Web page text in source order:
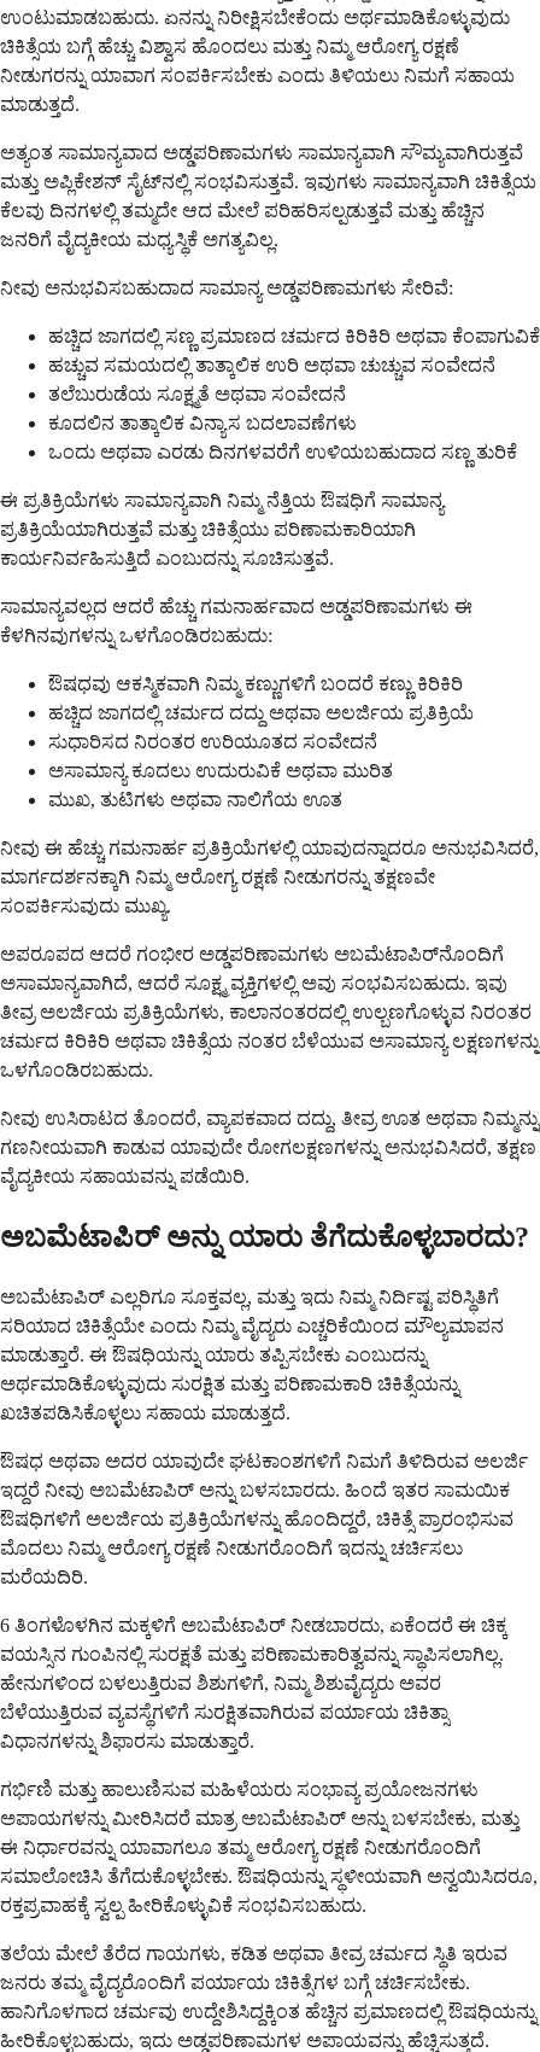
ಉಂಟುಮಾಡಬಹುದು. ಏನನ್ನು ನಿರೀಕ್ಷಿಸಬೇಕೆಂದು ಅರ್ಥಮಾಡಿಕೊಳ್ಳುವುದು
ಚಿಕಿತ್ಸೆಯ ಬಗ್ಗೆ ಹೆಚ್ಚು ವಿಶ್ವಾಸ ಹೊಂದಲು ಮತ್ತು ನಿಮ್ಮ ಆರೋಗ್ಯ ರಕ್ಷಣೆ
ನೀಡುಗರನ್ನು ಯಾವಾಗ ಸಂಪರ್ಕಿಸಬೇಕು ಎಂದು ತಿಳಿಯಲು ನಿಮಗೆ ಸಹಾಯ
ಮಾಡುತ್ತದೆ.
ಅತ್ಯಂತ ಸಾಮಾನ್ಯವಾದ ಅಡ್ಡಪರಿಣಾಮಗಳು ಸಾಮಾನ್ಯವಾಗಿ ಸೌಮ್ಯವಾಗಿರುತ್ತವೆ
ಮತ್ತು ಅಪ್ಲಿಕೇಶನ್ ಸೈಟ್‌ನಲ್ಲಿ ಸಂಭವಿಸುತ್ತವೆ. ಇವುಗಳು ಸಾಮಾನ್ಯವಾಗಿ ಚಿಕಿತ್ಸೆಯ
ಕೆಲವು ದಿನಗಳಲ್ಲಿ ತಮ್ಮದೇ ಆದ ಮೇಲೆ ಪರಿಹರಿಸಲ್ಪಡುತ್ತವೆ ಮತ್ತು ಹೆಚ್ಚಿನ
ಜನರಿಗೆ ವೈದ್ಯಕೀಯ ಮಧ್ಯಸ್ಥಿಕೆ ಅಗತ್ಯವಿಲ್ಲ.
ನೀವು ಅನುಭವಿಸಬಹುದಾದ ಸಾಮಾನ್ಯ ಅಡ್ಡಪರಿಣಾಮಗಳು ಸೇರಿವೆ:
ಹಚ್ಚಿದ ಜಾಗದಲ್ಲಿ ಸಣ್ಣ ಪ್ರಮಾಣದ ಚರ್ಮದ ಕಿರಿಕಿರಿ ಅಥವಾ ಕೆಂಪಾಗುವಿಕೆ
ಹಚ್ಚುವ ಸಮಯದಲ್ಲಿ ತಾತ್ಕಾಲಿಕ ಉರಿ ಅಥವಾ ಚುಚ್ಚುವ ಸಂವೇದನೆ
ತಲೆಬುರುಡೆಯ ಸೂಕ್ಷ್ಮತೆ ಅಥವಾ ಸಂವೇದನೆ
ಕೂದಲಿನ ತಾತ್ಕಾಲಿಕ ವಿನ್ಯಾಸ ಬದಲಾವಣೆಗಳು
ಒಂದು ಅಥವಾ ಎರಡು ದಿನಗಳವರೆಗೆ ಉಳಿಯಬಹುದಾದ ಸಣ್ಣ ತುರಿಕೆ
ಈ ಪ್ರತಿಕ್ರಿಯೆಗಳು ಸಾಮಾನ್ಯವಾಗಿ ನಿಮ್ಮ ನೆತ್ತಿಯ ಔಷಧಿಗೆ ಸಾಮಾನ್ಯ
ಪ್ರತಿಕ್ರಿಯೆಯಾಗಿರುತ್ತವೆ ಮತ್ತು ಚಿಕಿತ್ಸೆಯು ಪರಿಣಾಮಕಾರಿಯಾಗಿ
ಕಾರ್ಯನಿರ್ವಹಿಸುತ್ತಿದೆ ಎಂಬುದನ್ನು ಸೂಚಿಸುತ್ತವೆ.
ಸಾಮಾನ್ಯವಲ್ಲದ ಆದರೆ ಹೆಚ್ಚು ಗಮನಾರ್ಹವಾದ ಅಡ್ಡಪರಿಣಾಮಗಳು ಈ
ಕೆಳಗಿನವುಗಳನ್ನು ಒಳಗೊಂಡಿರಬಹುದು:
ಔಷಧವು ಆಕಸ್ಮಿಕವಾಗಿ ನಿಮ್ಮ ಕಣ್ಣುಗಳಿಗೆ ಬಂದರೆ ಕಣ್ಣು ಕಿರಿಕಿರಿ
ಹಚ್ಚಿದ ಜಾಗದಲ್ಲಿ ಚರ್ಮದ ದದ್ದು ಅಥವಾ ಅಲರ್ಜಿಯ ಪ್ರತಿಕ್ರಿಯೆ
ಸುಧಾರಿಸದ ನಿರಂತರ ಉರಿಯೂತದ ಸಂವೇದನೆ
ಅಸಾಮಾನ್ಯ ಕೂದಲು ಉದುರುವಿಕೆ ಅಥವಾ ಮುರಿತ
ಮುಖ, ತುಟಿಗಳು ಅಥವಾ ನಾಲಿಗೆಯ ಊತ
ನೀವು ಈ ಹೆಚ್ಚು ಗಮನಾರ್ಹ ಪ್ರತಿಕ್ರಿಯೆಗಳಲ್ಲಿ ಯಾವುದನ್ನಾದರೂ ಅನುಭವಿಸಿದರೆ,
ಮಾರ್ಗದರ್ಶನಕ್ಕಾಗಿ ನಿಮ್ಮ ಆರೋಗ್ಯ ರಕ್ಷಣೆ ನೀಡುಗರನ್ನು ತಕ್ಷಣವೇ
ಸಂಪರ್ಕಿಸುವುದು ಮುಖ್ಯ.
ಅಪರೂಪದ ಆದರೆ ಗಂಭೀರ ಅಡ್ಡಪರಿಣಾಮಗಳು ಅಬಮೆಟಾಪಿರ್‌ನೊಂದಿಗೆ
ಅಸಾಮಾನ್ಯವಾಗಿದೆ, ಆದರೆ ಸೂಕ್ಷ್ಮ ವ್ಯಕ್ತಿಗಳಲ್ಲಿ ಅವು ಸಂಭವಿಸಬಹುದು. ಇವು
ತೀವ್ರ ಅಲರ್ಜಿಯ ಪ್ರತಿಕ್ರಿಯೆಗಳು, ಕಾಲಾನಂತರದಲ್ಲಿ ಉಲ್ಬಣಗೊಳ್ಳುವ ನಿರಂತರ
ಚರ್ಮದ ಕಿರಿಕಿರಿ ಅಥವಾ ಚಿಕಿತ್ಸೆಯ ನಂತರ ಬೆಳೆಯುವ ಅಸಾಮಾನ್ಯ ಲಕ್ಷಣಗಳನ್ನು
ಒಳಗೊಂಡಿರಬಹುದು.
ನೀವು ಉಸಿರಾಟದ ತೊಂದರೆ, ವ್ಯಾಪಕವಾದ ದದ್ದು, ತೀವ್ರ ಊತ ಅಥವಾ ನಿಮ್ಮನ್ನು
ಗಣನೀಯವಾಗಿ ಕಾಡುವ ಯಾವುದೇ ರೋಗಲಕ್ಷಣಗಳನ್ನು ಅನುಭವಿಸಿದರೆ, ತಕ್ಷಣ
ವೈದ್ಯಕೀಯ ಸಹಾಯವನ್ನು ಪಡೆಯಿರಿ.
ಅಬಮೆಟಾಪಿರ್ ಅನ್ನು ಯಾರು ತೆಗೆದುಕೊಳ್ಳಬಾರದು?
ಅಬಮೆಟಾಪಿರ್ ಎಲ್ಲರಿಗೂ ಸೂಕ್ತವಲ್ಲ, ಮತ್ತು ಇದು ನಿಮ್ಮ ನಿರ್ದಿಷ್ಟ ಪರಿಸ್ಥಿತಿಗೆ
ಸರಿಯಾದ ಚಿಕಿತ್ಸೆಯೇ ಎಂದು ನಿಮ್ಮ ವೈದ್ಯರು ಎಚ್ಚರಿಕೆಯಿಂದ ಮೌಲ್ಯಮಾಪನ
ಮಾಡುತ್ತಾರೆ. ಈ ಔಷಧಿಯನ್ನು ಯಾರು ತಪ್ಪಿಸಬೇಕು ಎಂಬುದನ್ನು
ಅರ್ಥಮಾಡಿಕೊಳ್ಳುವುದು ಸುರಕ್ಷಿತ ಮತ್ತು ಪರಿಣಾಮಕಾರಿ ಚಿಕಿತ್ಸೆಯನ್ನು
ಖಚಿತಪಡಿಸಿಕೊಳ್ಳಲು ಸಹಾಯ ಮಾಡುತ್ತದೆ.
ಔಷಧ ಅಥವಾ ಅದರ ಯಾವುದೇ ಘಟಕಾಂಶಗಳಿಗೆ ನಿಮಗೆ ತಿಳಿದಿರುವ ಅಲರ್ಜಿ
ಇದ್ದರೆ ನೀವು ಅಬಮೆಟಾಪಿರ್ ಅನ್ನು ಬಳಸಬಾರದು. ಹಿಂದೆ ಇತರ ಸಾಮಯಿಕ
ಔಷಧಿಗಳಿಗೆ ಅಲರ್ಜಿಯ ಪ್ರತಿಕ್ರಿಯೆಗಳನ್ನು ಹೊಂದಿದ್ದರೆ, ಚಿಕಿತ್ಸೆ ಪ್ರಾರಂಭಿಸುವ
ಮೊದಲು ನಿಮ್ಮ ಆರೋಗ್ಯ ರಕ್ಷಣೆ ನೀಡುಗರೊಂದಿಗೆ ಇದನ್ನು ಚರ್ಚಿಸಲು
ಮರೆಯದಿರಿ.
6 ತಿಂಗಳೊಳಗಿನ ಮಕ್ಕಳಿಗೆ ಅಬಮೆಟಾಪಿರ್ ನೀಡಬಾರದು, ಏಕೆಂದರೆ ಈ ಚಿಕ್ಕ
ವಯಸ್ಸಿನ ಗುಂಪಿನಲ್ಲಿ ಸುರಕ್ಷತೆ ಮತ್ತು ಪರಿಣಾಮಕಾರಿತ್ವವನ್ನು ಸ್ಥಾಪಿಸಲಾಗಿಲ್ಲ.
ಹೇನುಗಳಿಂದ ಬಳಲುತ್ತಿರುವ ಶಿಶುಗಳಿಗೆ, ನಿಮ್ಮ ಶಿಶುವೈದ್ಯರು ಅವರ
ಬೆಳೆಯುತ್ತಿರುವ ವ್ಯವಸ್ಥೆಗಳಿಗೆ ಸುರಕ್ಷಿತವಾಗಿರುವ ಪರ್ಯಾಯ ಚಿಕಿತ್ಸಾ
ವಿಧಾನಗಳನ್ನು ಶಿಫಾರಸು ಮಾಡುತ್ತಾರೆ.
ಗರ್ಭಿಣಿ ಮತ್ತು ಹಾಲುಣಿಸುವ ಮಹಿಳೆಯರು ಸಂಭಾವ್ಯ ಪ್ರಯೋಜನಗಳು
ಅಪಾಯಗಳನ್ನು ಮೀರಿಸಿದರೆ ಮಾತ್ರ ಅಬಮೆಟಾಪಿರ್ ಅನ್ನು ಬಳಸಬೇಕು, ಮತ್ತು
ಈ ನಿರ್ಧಾರವನ್ನು ಯಾವಾಗಲೂ ತಮ್ಮ ಆರೋಗ್ಯ ರಕ್ಷಣೆ ನೀಡುಗರೊಂದಿಗೆ
ಸಮಾಲೋಚಿಸಿ ತೆಗೆದುಕೊಳ್ಳಬೇಕು. ಔಷಧಿಯನ್ನು ಸ್ಥಳೀಯವಾಗಿ ಅನ್ವಯಿಸಿದರೂ,
ರಕ್ತಪ್ರವಾಹಕ್ಕೆ ಸ್ವಲ್ಪ ಹೀರಿಕೊಳ್ಳುವಿಕೆ ಸಂಭವಿಸಬಹುದು.
ತಲೆಯ ಮೇಲೆ ತೆರೆದ ಗಾಯಗಳು, ಕಡಿತ ಅಥವಾ ತೀವ್ರ ಚರ್ಮದ ಸ್ಥಿತಿ ಇರುವ
ಜನರು ತಮ್ಮ ವೈದ್ಯರೊಂದಿಗೆ ಪರ್ಯಾಯ ಚಿಕಿತ್ಸೆಗಳ ಬಗ್ಗೆ ಚರ್ಚಿಸಬೇಕು.
ಹಾನಿಗೊಳಗಾದ ಚರ್ಮವು ಉದ್ದೇಶಿಸಿದ್ದಕ್ಕಿಂತ ಹೆಚ್ಚಿನ ಪ್ರಮಾಣದಲ್ಲಿ ಔಷಧಿಯನ್ನು
ಹೀರಿಕೊಳ್ಳಬಹುದು, ಇದು ಅಡ್ಡಪರಿಣಾಮಗಳ ಅಪಾಯವನ್ನು ಹೆಚ್ಚಿಸುತ್ತದೆ.